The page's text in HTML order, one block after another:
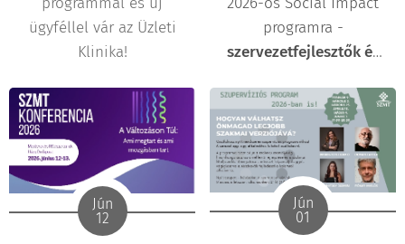
ügyféllel vár az Üzleti
Klinika!
programra -
szervezetfejlesztők és
jelentkezésétvárjuk!
Jún
12
Jún
01